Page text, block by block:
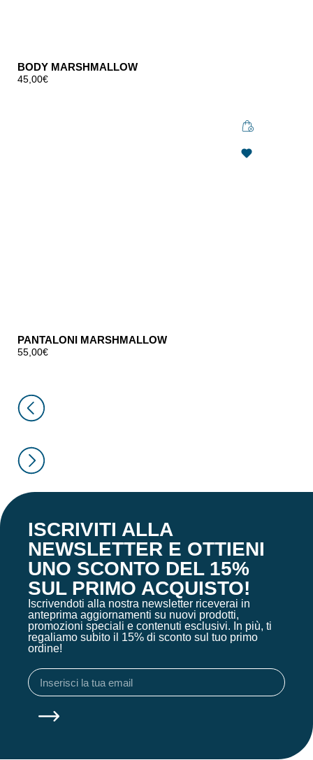
BODY MARSHMALLOW
45,00€
PANTALONI MARSHMALLOW
55,00€
ISCRIVITI ALLA
NEWSLETTER E OTTIENI
UNO SCONTO DEL 15%
SUL PRIMO ACQUISTO!
Iscrivendoti alla nostra newsletter riceverai in
anteprima aggiornamenti su nuovi prodotti,
promozioni speciali e contenuti esclusivi. In più, ti
regaliamo subito il 15% di sconto sul tuo primo
ordine!